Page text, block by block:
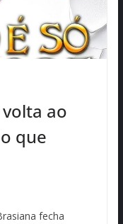
ao
que
fecha